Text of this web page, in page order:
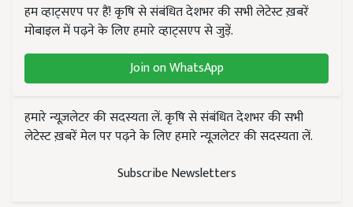
हम व्हाट्सएप पर हैं! कृषि से संबंधित देशभर की सभी लेटेस्ट ख़बरें
मोबाइल में पढ़ने के लिए हमारे व्हाट्सएप से जुड़ें.
Join on WhatsApp
हमारे न्यूज़लेटर की सदस्यता लें. कृषि से संबंधित देशभर की सभी
लेटेस्ट ख़बरें मेल पर पढ़ने के लिए हमारे न्यूज़लेटर की सदस्यता लें.
Subscribe Newsletters